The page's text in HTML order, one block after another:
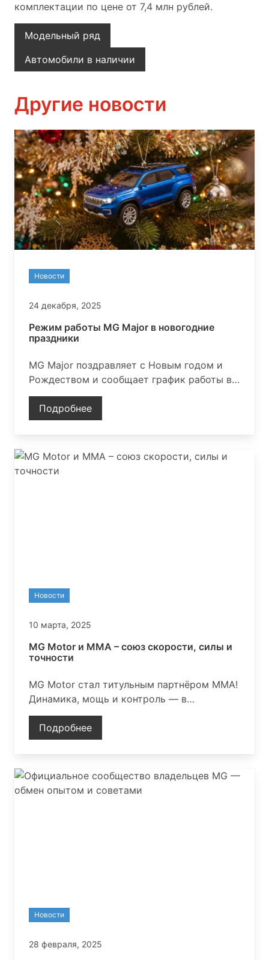
комплектации по цене от 7,4 млн рублей.
Модельный ряд
Автомобили в наличии
Другие новости
Новости
24 декабря, 2025
Режим работы MG Major в новогодние
праздники
MG Major поздравляет с Новым годом и
Рождеством и сообщает график работы в
праздничные дни. 31 декабря мы открыты с
9:00 до 18:00, 1 января выходной, со 2
января автосалон и сервисный центр
работают в обычном режиме.
Подробнее
Новости
10 марта, 2025
MG Motor и MMA – союз скорости, силы и
точности
MG Motor стал титульным партнёром MMA!
Динамика, мощь и контроль — в
автомобилях и на ринге. Следите за
яркими событиями вместе с MG!
Подробнее
Новости
28 февраля, 2025